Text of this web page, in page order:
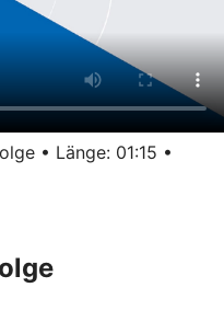
• Länge: 01:15 •